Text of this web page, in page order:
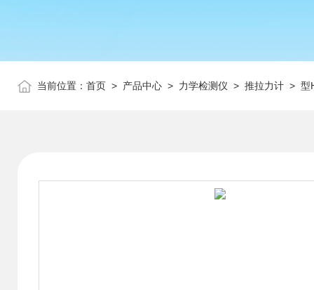
当前位置： 首页 > 产品中心 > 力学检测仪 > 推拉力计 > 型